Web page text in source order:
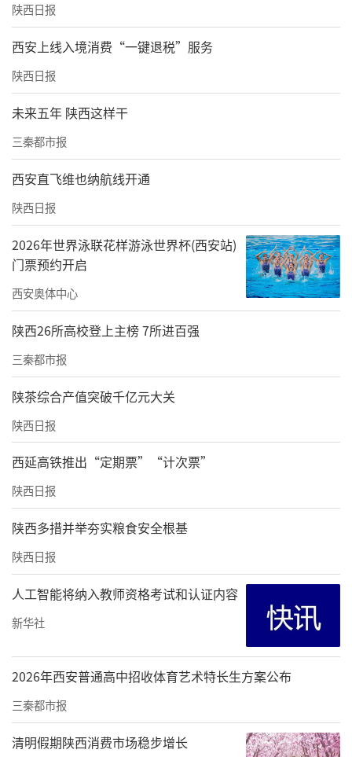
陕西日报
西安上线入境消费“一键退税”服务
陕西日报
未来五年 陕西这样干
三秦都市报
西安直飞维也纳航线开通
陕西日报
2026年世界泳联花样游泳世界杯(西安站)
门票预约开启
西安奥体中心
陕西26所高校登上主榜 7所进百强
三秦都市报
陕茶综合产值突破千亿元大关
陕西日报
西延高铁推出“定期票”“计次票”
陕西日报
陕西多措并举夯实粮食安全根基
陕西日报
人工智能将纳入教师资格考试和认证内容
新华社
2026年西安普通高中招收体育艺术特长生方案公布
三秦都市报
清明假期陕西消费市场稳步增长